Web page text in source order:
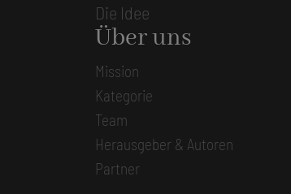
Die Idee
Über uns
Mission
Kategorie
Team
Herausgeber & Autoren
Partner